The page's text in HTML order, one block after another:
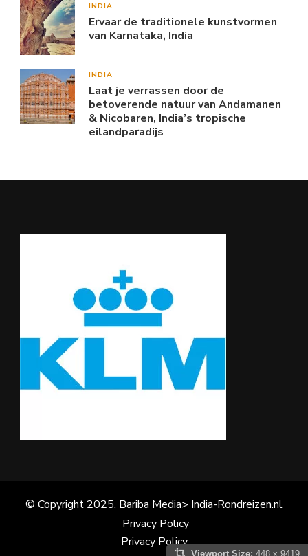
INDIA
Ervaar de traditionele kunstvormen
van Karnataka, India
INDIA
Laat je verrassen door de
betoverende natuur van Andamanen
& Nicobaren, India’s tropische
eilandparadijs
© Copyright 2025, Bariba Media> India-Rondreizen.nl
Privacy Policy
Privacy Policy
Viewport Size: 448 x 9419